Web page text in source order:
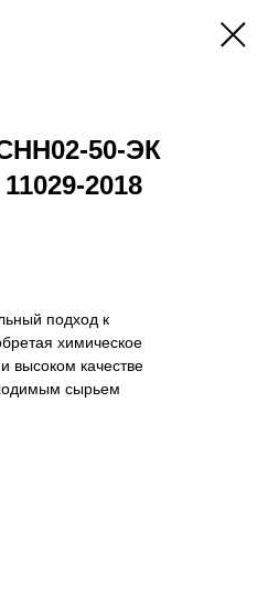
50-ЭК
2018
подход к
химическое
высоком качестве
сырьем